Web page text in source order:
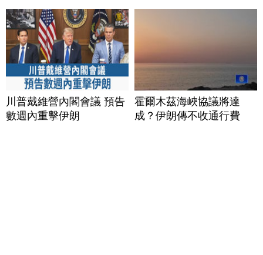
川普戴維營內閣會議 預告
數週內重擊伊朗
霍爾木茲海峽協議將達
成？伊朗傳不收通行費